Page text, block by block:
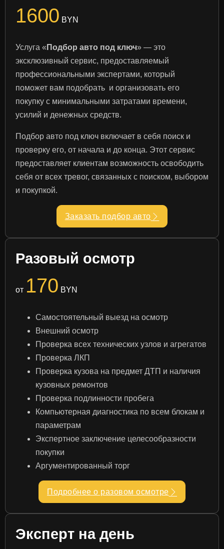
1600 BYN
Услуга « Подбор авто под ключ» — это
эксклюзивный сервис, предоставляемый
профессиональными экспертами, который
поможет вам подобрать и организовать его
покупку с минимальными затратами времени,
усилий и денежных средств.
Подбор авто под ключ включает в себя поиск и
проверку его, от начала и до конца. Этот сервис
предоставляет клиентам возможность освободить
себя от всех тревог, связанных с поиском, выбором
и покупкой.
Заказать подбор авто
Разовый осмотр
от 170 BYN
Самостоятельный выезд на осмотр
Внешний осмотр
Проверка всех технических узлов и агрегатов
Проверка ЛКП
Проверка кузова на предмет ДТП и наличия
кузовных ремонтов
Проверка подлинности пробега
Компьютерная диагностика по всем блокам и
параметрам
Экспертное заключение целесообразности
покупки
Аргументированный торг
Подробнее о разовом осмотре
Эксперт на день